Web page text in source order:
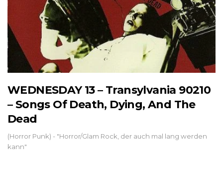
WEDNESDAY 13 – Transylvania 90210
– Songs Of Death, Dying, And The
Dead
(Horror Punk) - "Horror/Glam Rock, der auch mal lang werden
kann"